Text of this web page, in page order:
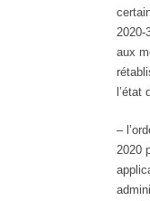
2020-
aux
l’état
–
2020